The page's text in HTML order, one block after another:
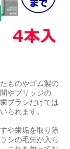
ものやゴム製の
やブリッジの
ブラシだけでは
られます。
や歯垢を取り除
シの毛先が入ら